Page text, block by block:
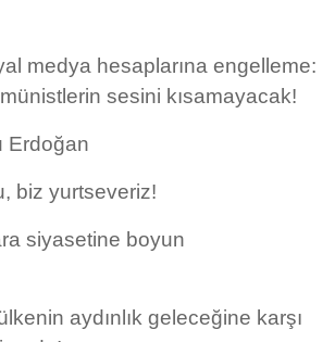
medya hesaplarına engelleme:
sesini kısamayacak!
Erdoğan
biz yurtseveriz!
siyasetine boyun
aydınlık geleceğine karşı